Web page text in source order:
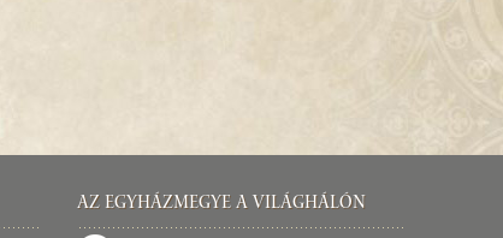
Az Egyházmegye a világhálón